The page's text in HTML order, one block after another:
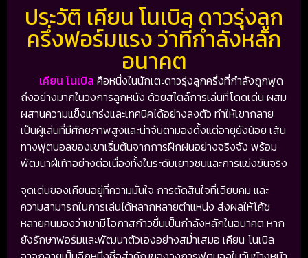
ประวัติ เคียน โนเบิล ดาวรุ่งลูก
ครึ่งฟอร์มแรง ว่าที่กำลังหลัก
อนาคต
เคียน โนเบิล คือหนึ่งในนักเตะดาวรุ่งลูกครึ่งที่กำลังถูกพูด
ถึงอย่างมากในวงการลูกหนัง ด้วยสไตล์การเล่นที่โดดเด่น ผสม
ผสานความแข็งแกร่งและเทคนิคได้อย่างลงตัว ทำให้เขากลาย
เป็นผู้เล่นที่มีศักยภาพสูงและน่าจับตามองตั้งแต่อายุยังน้อย เส้น
ทางฟุตบอลของเขาเริ่มต้นจากการฝึกฝนอย่างจริงจัง พร้อม
พัฒนาฝีเท้าอย่างต่อเนื่องทั้งในระดับเยาวชนและการแข่งขันจริง
จุดเด่นของเคียนอยู่ที่ความมั่นใจ การตัดสินใจที่เฉียบคม และ
ความสามารถในการเล่นได้หลากหลายตำแหน่ง ส่งผลให้โค้ช
หลายคนมองว่าเขามีโอกาสก้าวขึ้นเป็นกำลังหลักในอนาคต หาก
ยังรักษาฟอร์มและพัฒนาตัวเองอย่างสม่ำเสมอ เคียน โนเบิล